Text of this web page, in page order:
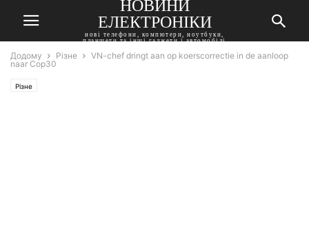
НОВИНИ
ЕЛЕКТРОНІКИ
нові телефони, компютери, ноутбуки,
планшети та інші гаджети і автомобілі
Додому Різне
VN-chef dringt aan op koerscorrectie in de aanloop
naar Cop30
Різне